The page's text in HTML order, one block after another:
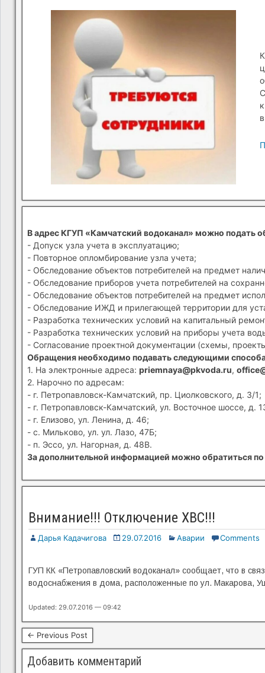
В адрес КГУП «Камчатский водоканал» можно подать
- Допуск узла учета в эксплуатацию;
- Повторное опломбирование узла учета;
- Обследование объектов потребителей на предмет
- Обследование приборов учета потребителей на
- Обследование объектов потребителей на предмет
- Обследование ИЖД и прилегающей территории для
- Разработка технических условий на капитальный
- Разработка технических условий на приборы учета
- Согласование проектной документации (схемы,
Обращения необходимо подавать следующими
1. На электронные адреса: priemnaya@pkvoda.ru,
2. Нарочно по адресам:
- г. Петропавловск-Камчатский, пр. Циолковского, д. 3/1;
- г. Петропавловск-Камчатский, ул. Восточное шоссе, д.
- г. Елизово, ул. Ленина, д. 46;
- с. Мильково, ул. ул. Лазо, 47Б;
- п. Эссо, ул. Нагорная, д. 48В.
За дополнительной информацией можно обратиться
Внимание!!! Отключение ХВС!!!
Дарья Кадачигова 29.07.2016 Аварии Comments
ГУП КК «Петропавловский водоканал» сообщает, что в
водоснабжения в дома, расположенные по ул. Макарова,
Updated: 29.07.2016 — 09:42
← Previous Post
Добавить комментарий